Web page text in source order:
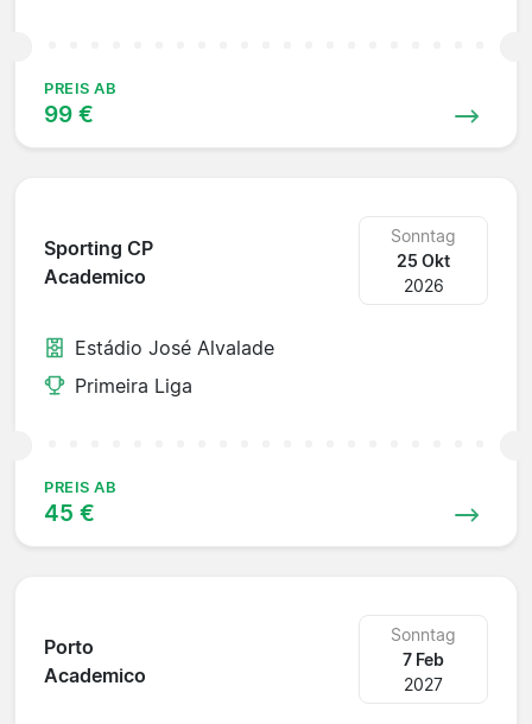
PREIS AB
99 €
Sporting CP
Academico
Sonntag
25 Okt
2026
Estádio José Alvalade
Primeira Liga
PREIS AB
45 €
Porto
Academico
Sonntag
7 Feb
2027